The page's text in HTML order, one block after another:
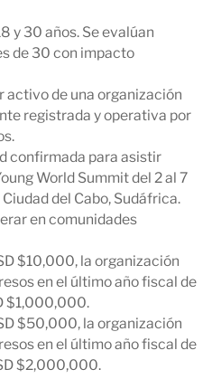
y 30 años. Se evalúan
de 30 con impacto
activo de una organización
registrada y operativa por
confirmada para asistir
World Summit del 2 al 7
del Cabo, Sudáfrica.
en comunidades
$10,000, la organización
en el último año fiscal de
$1,000,000.
$50,000, la organización
en el último año fiscal de
$2,000,000.